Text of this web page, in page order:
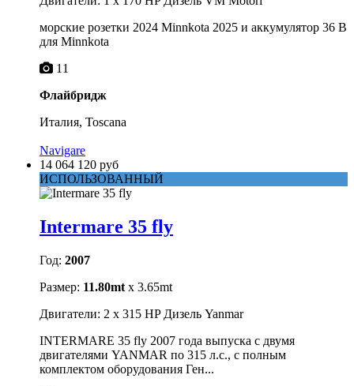
морские розетки 2024 Minnkota 2025 и аккумулятор 36 В
для Minnkota
11
Флайбридж
Италия, Toscana
Navigare
14 064 120 руб
ИСПОЛЬЗОВАННЫЙ
Intermare 35 fly
Год: 2007
Размер: 11.80mt x 3.65mt
Двигатели: 2 x 315 HP Дизель Yanmar
INTERMARE 35 fly 2007 года выпуска с двумя
двигателями YANMAR по 315 л.с., с полным
комплектом оборудования Ген...